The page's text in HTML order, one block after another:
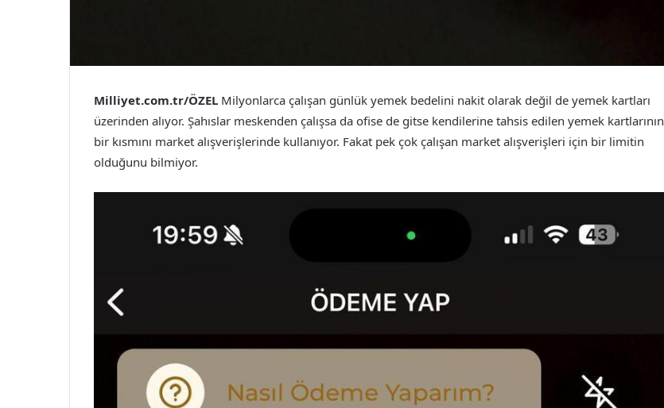
Milliyet.com.tr/ÖZEL Milyonlarca çalışan günlük yemek bedelini nakit olarak değil de yemek kartları
üzerinden alıyor. Şahıslar meskenden çalışsa da ofise de gitse kendilerine tahsis edilen yemek kartlarının
bir kısmını market alışverişlerinde kullanıyor. Fakat pek çok çalışan market alışverişleri için bir limitin
olduğunu bilmiyor.